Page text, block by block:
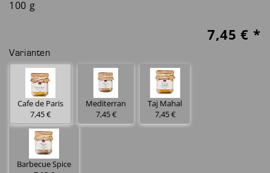
100 g
7,45 € *
Varianten
Cafe de Paris
7,45 €
Mediterran
7,45 €
Taj Mahal
7,45 €
Barbecue Spice